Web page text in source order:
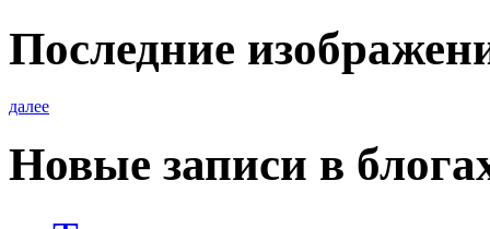
Последние
далее
Новые записи в